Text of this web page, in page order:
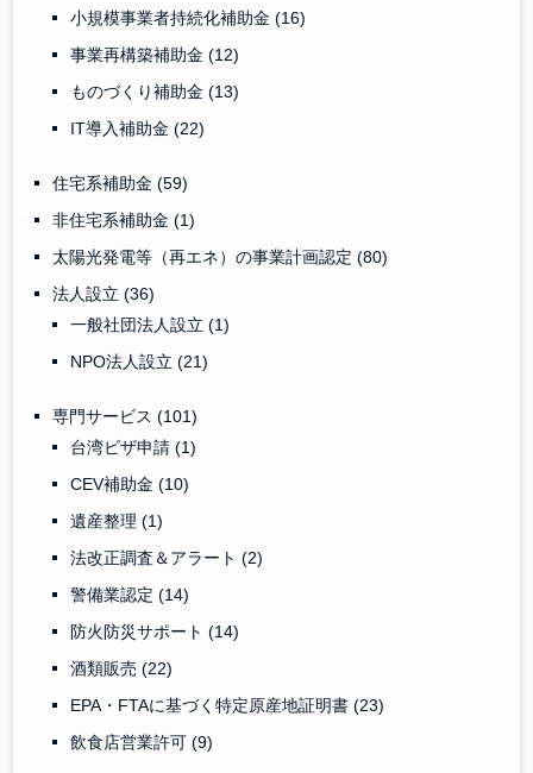
小規模事業者持続化補助金(16)
事業再構築補助金(12)
ものづくり補助金(13)
IT導入補助金(22)
住宅系補助金(59)
非住宅系補助金(1)
太陽光発電等（再エネ）の事業計画認定(80)
法人設立(36)
一般社団法人設立(1)
NPO法人設立(21)
専門サービス(101)
台湾ビザ申請(1)
CEV補助金(10)
遺産整理(1)
法改正調査＆アラート(2)
警備業認定(14)
防火防災サポート(14)
酒類販売(22)
EPA・FTAに基づく特定原産地証明書(23)
飲食店営業許可(9)